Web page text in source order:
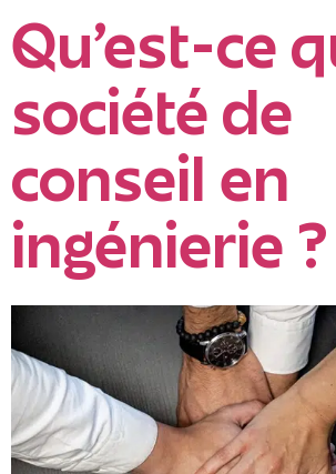
Qu’est-ce
société de
conseil en
ingénierie ?